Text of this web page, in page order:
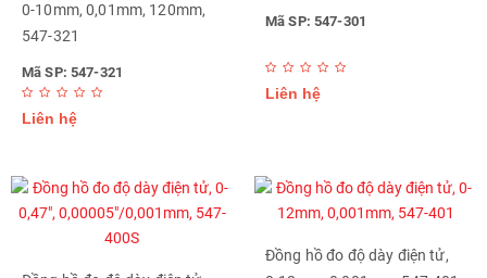
0-10mm, 0,01mm, 120mm,
547-321
Mã SP: 547-321
Liên hệ
Mã SP: 547-301
Liên hệ
Đồng hồ đo độ dày điện tử,